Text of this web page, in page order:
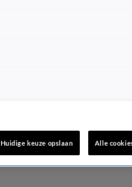
Huidige keuze opslaan Alle